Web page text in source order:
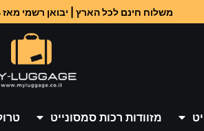
משלוח חינם לכל הארץ | יבואן רשמי מאז 1984
מזוודות רכות סמסונייט